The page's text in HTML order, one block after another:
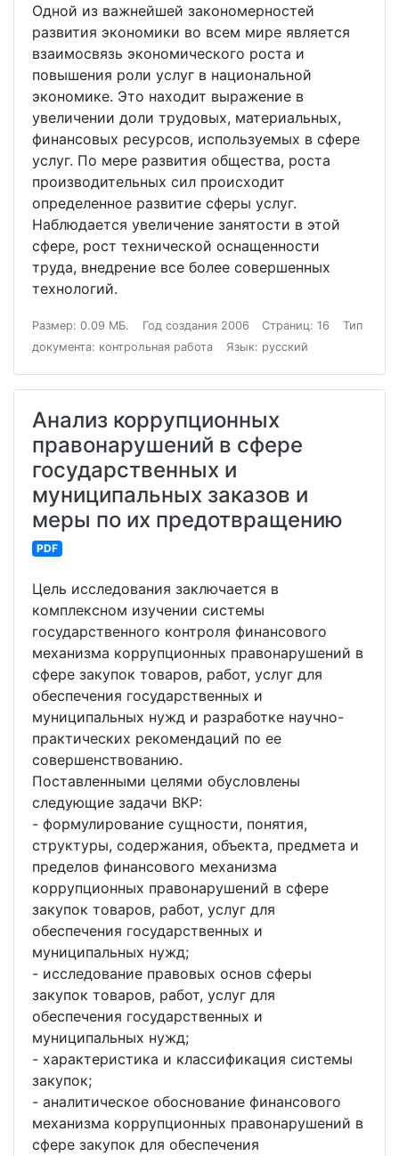
Одной из важнейшей закономерностей
развития экономики во всем мире является
взаимосвязь экономического роста и
повышения роли услуг в национальной
экономике. Это находит выражение в
увеличении доли трудовых, материальных,
финансовых ресурсов, используемых в сфере
услуг. По мере развития общества, роста
производительных сил происходит
определенное развитие сферы услуг.
Наблюдается увеличение занятости в этой
сфере, рост технической оснащенности
труда, внедрение все более совершенных
технологий.
Размер: 0.09 МБ. Год создания 2006 Страниц: 16
Тип
документа: контрольная работа
Язык: русский
Анализ коррупционных
правонарушений в сфере
государственных и
муниципальных заказов и
меры по их предотвращению
PDF
Цель исследования заключается в
комплексном изучении системы
государственного контроля финансового
механизма коррупционных правонарушений в
сфере закупок товаров, работ, услуг для
обеспечения государственных и
муниципальных нужд и разработке научно-
практических рекомендаций по ее
совершенствованию.
Поставленными целями обусловлены
следующие задачи ВКР:
- формулирование сущности, понятия,
структуры, содержания, объекта, предмета и
пределов финансового механизма
коррупционных правонарушений в сфере
закупок товаров, работ, услуг для
обеспечения государственных и
муниципальных нужд;
- исследование правовых основ сферы
закупок товаров, работ, услуг для
обеспечения государственных и
муниципальных нужд;
- характеристика и классификация системы
закупок;
- аналитическое обоснование финансового
механизма коррупционных правонарушений в
сфере закупок для обеспечения